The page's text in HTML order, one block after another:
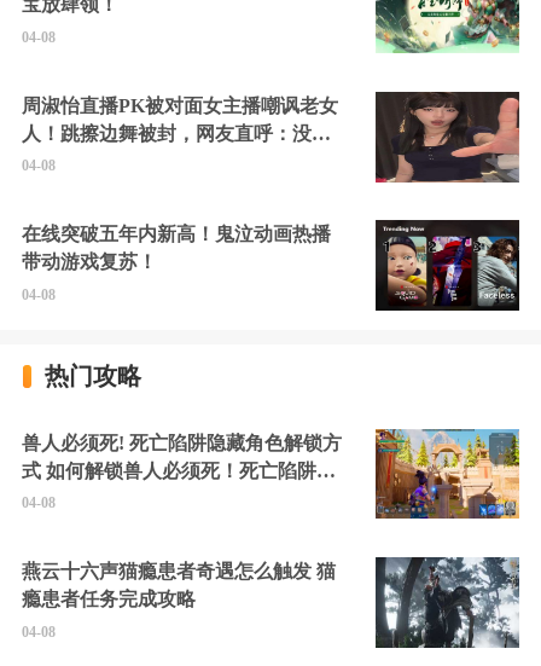
宝放肆领！
04-08
周淑怡直播PK被对面女主播嘲讽老女
人！跳擦边舞被封，网友直呼：没边
硬擦封的好！
04-08
在线突破五年内新高！鬼泣动画热播
带动游戏复苏！
04-08
热门攻略
兽人必须死! 死亡陷阱隐藏角色解锁方
式 如何解锁兽人必须死！死亡陷阱中
的隐藏角色
04-08
燕云十六声猫瘾患者奇遇怎么触发 猫
瘾患者任务完成攻略
04-08